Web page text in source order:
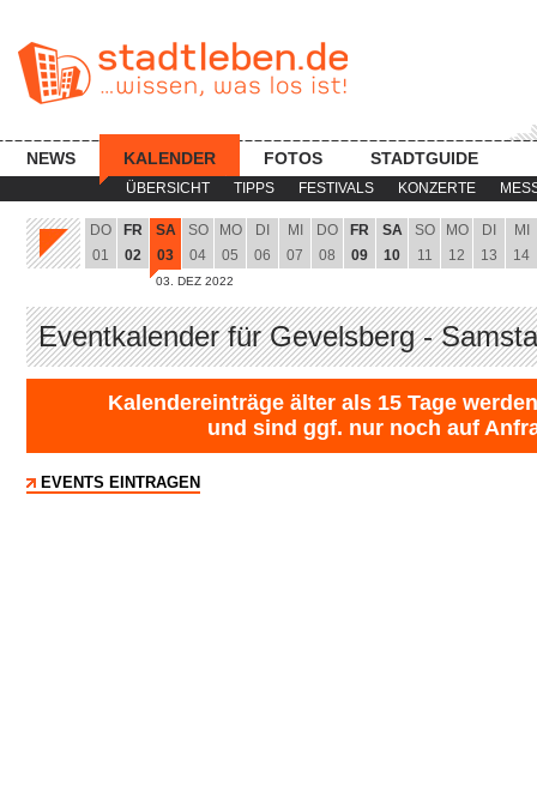
ÜBERSICHT TIPPS FESTIVALS KONZERTE
NEWS KALENDER FOTOS STADTGUIDE
DO
01
FR
02
SA
03
03. DEZ 2022
SO
04
MO
05
DI
06
MI
07
DO
08
FR
09
SA
10
SO
11
MO
12
DI
13
MI
14
Eventkalender für Gevelsberg -
Kalendereinträge älter als 15 Tage
und sind ggf. nur noch auf
EVENTS EINTRAGEN